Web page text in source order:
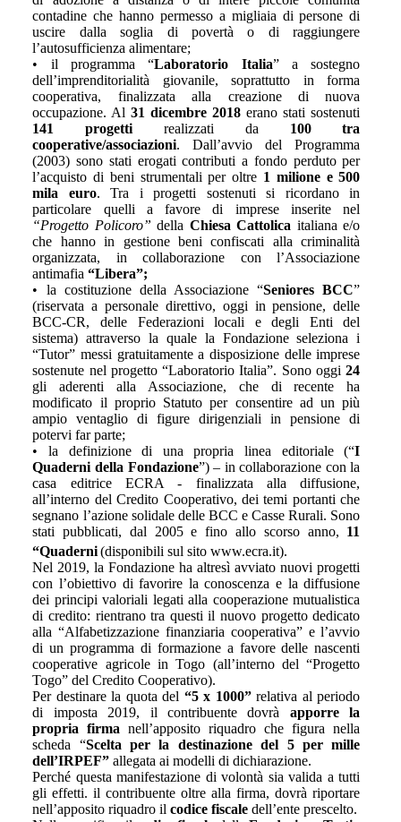
contadine che hanno permesso a migliaia di persone di
uscire dalla soglia di povertà o di raggiungere
l’autosufficienza alimentare;
• il programma “Laboratorio Italia” a sostegno
dell’imprenditorialità giovanile, soprattutto in forma
cooperativa, finalizzata alla creazione di nuova
occupazione. Al31 dicembre 2018 erano stati sostenuti
141 progetti realizzati da 100 tra
cooperative/associazioni. Dall’avvio del Programma
(2003) sono stati erogati contributi a fondo perduto per
l’acquisto di beni strumentali per oltre 1 milione e 500
mila euro. Tra i progetti sostenuti si ricordano in
particolare quelli a favore di imprese inserite nel
“Progetto Policoro” della Chiesa Cattolica italiana e/o
che hanno in gestione beni confiscati alla criminalità
organizzata, in collaborazione con l’Associazione
antimafia“Libera”;
• la costituzione della Associazione “Seniores BCC”
(riservata a personale direttivo, oggi in pensione, delle
BCC-CR, delle Federazioni locali e degli Enti del
sistema) attraverso la quale la Fondazione seleziona i
“Tutor” messi gratuitamente a disposizione delle imprese
sostenute nel progetto “Laboratorio Italia”. Sono oggi24
gli aderenti alla Associazione, che di recente ha
modificato il proprio Statuto per consentire ad un più
ampio ventaglio di figure dirigenziali in pensione di
potervi far parte;
• la definizione di una propria linea editoriale (“I
Quaderni della Fondazione”) – in collaborazione con la
casa editrice ECRA - finalizzata alla diffusione,
all’interno del Credito Cooperativo, dei temi portanti che
segnano l’azione solidale delle BCC e Casse Rurali. Sono
stati pubblicati, dal 2005 e fino allo scorso anno, 11
“Quaderni(disponibili sul sito www.ecra.it).
Nel 2019, la Fondazione ha altresì avviato nuovi progetti
con l’obiettivo di favorire la conoscenza e la diffusione
dei principi valoriali legati alla cooperazione mutualistica
di credito: rientrano tra questi il nuovo progetto dedicato
alla “Alfabetizzazione finanziaria cooperativa” e l’avvio
di un programma di formazione a favore delle nascenti
cooperative agricole in Togo (all’interno del “Progetto
Togo” del Credito Cooperativo).
Per destinare la quota del “5 x 1000”relativa al periodo
di imposta 2019, il contribuente dovrà apporre la
propria firmanell’apposito riquadro che figura nella
scheda “Scelta per la destinazione del 5 per mille
dell’IRPEF” allegata ai modelli di dichiarazione.
Perché questa manifestazione di volontà sia valida a tutti
gli effetti. il contribuente oltre alla firma, dovrà riportare
nell’apposito riquadro ilcodice fiscale dell’ente prescelto.